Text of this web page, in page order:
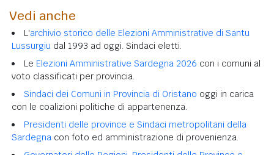
Vedi anche
L'archivio storico delle Elezioni Amministrative di Santu
Lussurgiu dal 1993 ad oggi. Sindaci eletti.
Le Elezioni Amministrative Sardegna 2026 con i comuni al
voto classificati per provincia.
Sindaci dei Comuni in Provincia di Oristano oggi in carica
con le coalizioni politiche di appartenenza.
Presidenti delle province e Sindaci metropolitani della
Sardegna con foto ed amministrazione di provenienza.